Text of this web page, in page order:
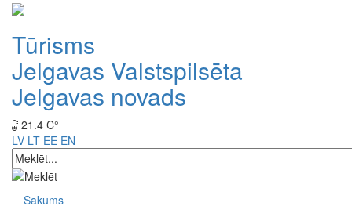
Tūrisms
Jelgavas Valstspilsēta
Jelgavas novads
21.4 C°
LV LT EE EN
Sākums